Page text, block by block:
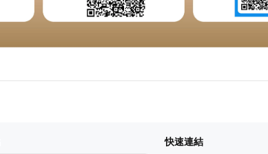
快速連結